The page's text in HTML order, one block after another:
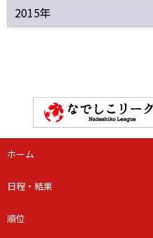
2015年
ホーム
日程・結果
順位